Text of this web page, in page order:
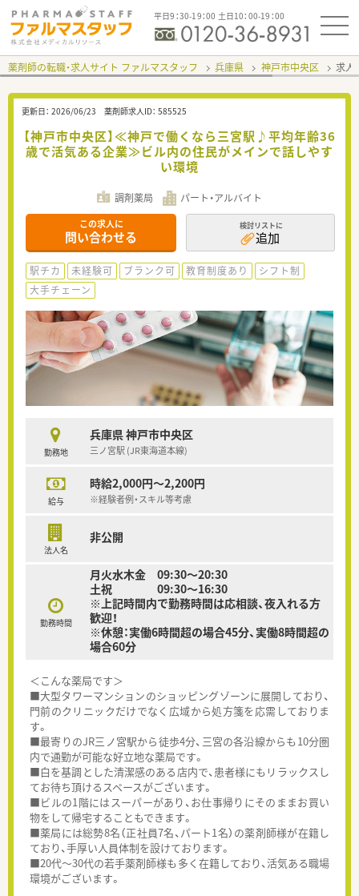
平日9：30-19：00 土日10：00-19：00
薬剤師の転職・求人サイト ファルマスタッフ 兵庫県 神戸市中央区 求人
更新日： 2026/06/23 薬剤師求人ID： 585525
【神戸市中央区】≪神戸で働くなら三宮駅♪平均年齢36
歳で活気ある企業≫ビル内の住民がメインで話しやす
い環境
調剤薬局 パート・アルバイト
この求人に
問い合わせる
検討リストに
追加
駅チカ 未経験可 ブランク可 教育制度あり
シフト制
大手チェーン
勤務地
兵庫県 神戸市中央区
三ノ宮駅 (JR東海道本線)
給与
時給2,000円～2,200円
※経験者例・スキル等考慮
法人名
非公開
勤務時間
月火水木金 09:30～20:30
土祝 09:30～16:30
※上記時間内で勤務時間は応相談、夜入れる方
歓迎！
※休憩：実働6時間超の場合45分、実働8時間超の
場合60分
＜こんな薬局です＞
■大型タワーマンションのショッピングゾーンに展開しており、
門前のクリニックだけでなく広域から処方箋を応需しておりま
す。
■最寄りのJR三ノ宮駅から徒歩4分、三宮の各沿線からも10分圏
内で通勤が可能な好立地な薬局です。
■白を基調とした清潔感のある店内で、患者様にもリラックスし
てお待ち頂けるスペースがございます。
■ビルの1階にはスーパーがあり、お仕事帰りにそのままお買い
物をして帰宅することもできます。
■薬局には総勢8名（正社員7名、パート1名）の薬剤師様が在籍し
ており、手厚い人員体制を設けております。
■20代～30代の若手薬剤師様も多く在籍しており、活気ある職場
環境がございます。